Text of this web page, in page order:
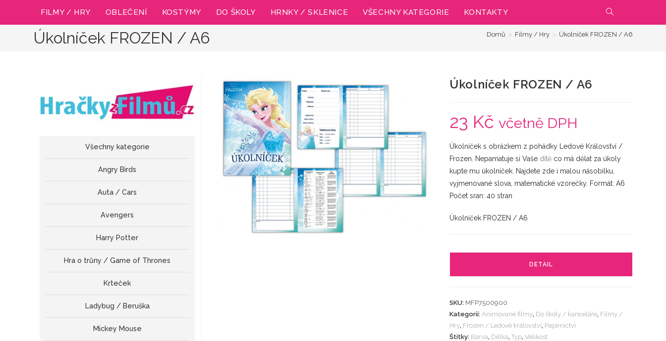
FILMY / HRY OBLEČENÍ KOSTÝMY DO ŠKOLY HRNKY / SKLENICE VŠECHNY KATEGORIE KONTAKTY PŘEPNOUT
VYHLEDÁVÁNÍ
Úkolníček FROZEN / A6 Domů > Filmy / Hry > Úkolníček FROZEN / A6
Úkolníček FROZEN / A6
23 Kč včetně DPH
Úkolníček s obrázkem z pohádky Ledové Království /
Frozen. Nepamatuje si Vaše dítě co má dělat za úkoly
kupte mu úkolníček. Najdete zde i malou násobilku,
vyjmenované slova, matematické vzorečky. Formát: A6
Počet sran: 40 stran
Úkolníček FROZEN / A6
DETAIL
SKU: MFP7500900
Kategorií:Animované filmy, Do školy / kanceláře, Filmy /
Hry, Frozen / Ledové království, Papírnictví
Štítky: Barva, Délka,Typ,Velikost
Všechny kategorie
Angry Birds
Auta / Cars
Avengers
Harry Potter
Hra o trůny / Game of Thrones
Krteček
Ladybug / Beruška
Mickey Mouse